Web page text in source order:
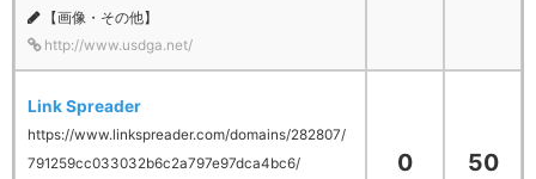
【画像・その他】
http://www.usdga.net/
Link Spreader
https://www.linkspreader.com/domains/282807/
791259cc033032b6c2a797e97dca4bc6/
0 50